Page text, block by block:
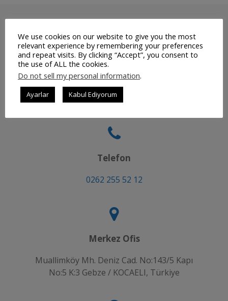
İletişim
İletişim formu ile bize her türlü görüş, öneri ve
şikayetlerinizi iletebilirsiniz.
Telefon
0262 255 52 12
Merkez Ofis
Muallimköy Mh. Deniz Cad. No:143/5 Kapı
No:5 K:3 Gebze / KOCAELI, Türkiye
We use cookies on our website to give you the most
relevant experience by remembering your preferences
and repeat visits. By clicking “Accept”, you consent to
the use of ALL the cookies.
Do not sell my personal information.
Ayarlar Kabul Ediyorum